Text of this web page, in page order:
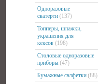
Одноразовые
скатерти (137)
Топперы, шпажки,
украшения для
кексов (198)
Столовые одноразовые
приборы (47)
Бумажные салфетки (88)